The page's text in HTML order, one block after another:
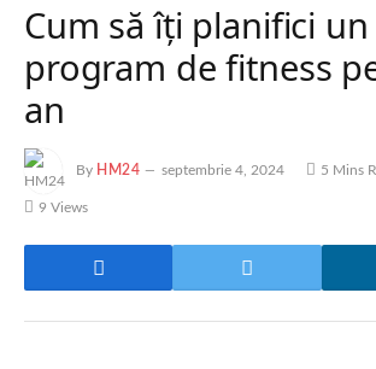
Cum să îți planifici un
program de fitness
an
By HM24 septembrie 4, 2024 5 Mins
9 Views